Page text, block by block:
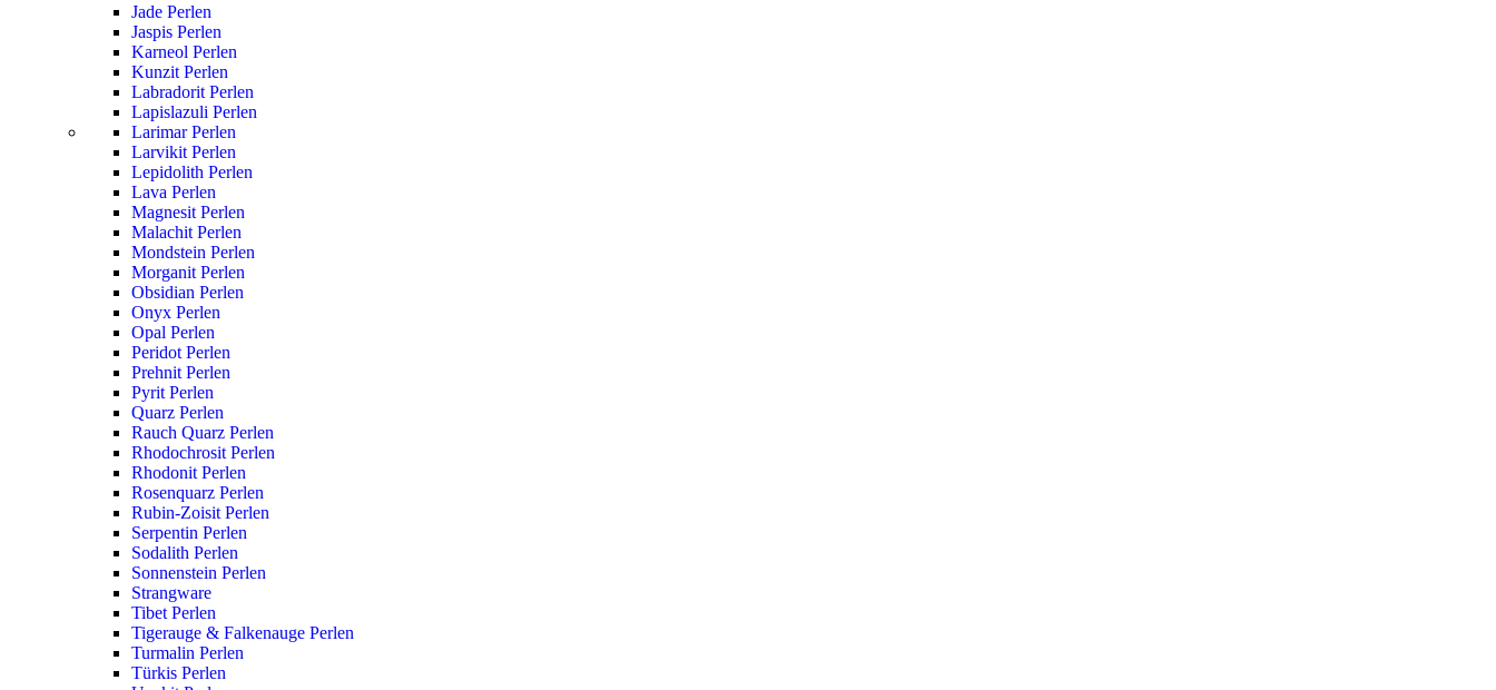
Jade Perlen
Jaspis Perlen
Karneol Perlen
Kunzit Perlen
Labradorit Perlen
Lapislazuli Perlen
Larimar Perlen
Larvikit Perlen
Lepidolith Perlen
Lava Perlen
Magnesit Perlen
Malachit Perlen
Mondstein Perlen
Morganit Perlen
Obsidian Perlen
Onyx Perlen
Opal Perlen
Peridot Perlen
Prehnit Perlen
Pyrit Perlen
Quarz Perlen
Rauch Quarz Perlen
Rhodochrosit Perlen
Rhodonit Perlen
Rosenquarz Perlen
Rubin-Zoisit Perlen
Serpentin Perlen
Sodalith Perlen
Sonnenstein Perlen
Strangware
Tibet Perlen
Tigerauge & Falkenauge Perlen
Turmalin Perlen
Türkis Perlen